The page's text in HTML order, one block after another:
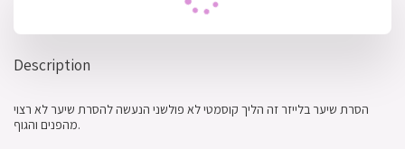
Description
הסרת שיער בלייזר זה הליך קוסמטי לא פולשני הנעשה להסרת שיער לא רצוי
מהפנים והגוף.